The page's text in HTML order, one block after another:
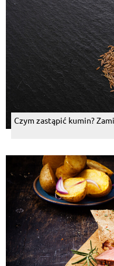
Czym zastąpić kumin?